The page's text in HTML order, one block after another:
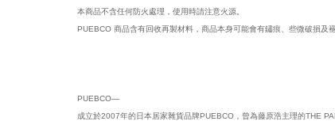
本商品不含任何防火處理，使用時請注意火源。
PUEBCO 商品含有回收再製材料，商品本身可能會有鏽痕、些微破損及
PUEBCO—
成立於2007年的日本居家雜貨品牌PUEBCO，曾為藤原浩主理的THE